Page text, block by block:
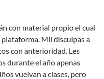
con material propio el cual
plataforma. Mil disculpas a
con anterioridad. Les
durante el año apenas
vuelvan a clases, pero